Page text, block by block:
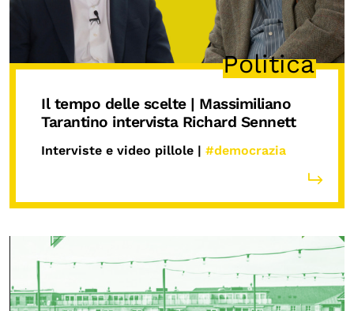
Politica
Il tempo delle scelte | Massimiliano
Tarantino intervista Richard Sennett
Interviste e video pillole | #democrazia